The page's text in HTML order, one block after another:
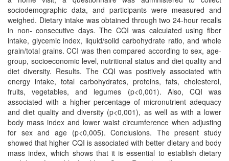
sociodemographic data, and participants were measured and
weighed. Dietary intake was obtained through two 24-hour recalls
in non- consecutive days. The CQI was calculated using fiber
intake, glycemic index, liquid/solid carbohydrate ratio, and whole
grain/total grains. CCI was then compared according to sex, age-
group, socioeconomic level, nutritional status and diet quality and
diet diversity. Results. The CQI was positively associated with
energy intake, total carbohydrates, proteins, fats, cholesterol,
fruits, vegetables, and legumes (p<0,001). Also, CQI was
associated with a higher percentage of micronutrient adequacy
and diet quality and diversity (p<0,001), as well as with a lower
body mass index and lower waist circumference when adjusting
for sex and age (p<0,005). Conclusions. The present study
showed that higher CQI is associated with better dietary and body
mass index, which shows that it is essential to establish dietary